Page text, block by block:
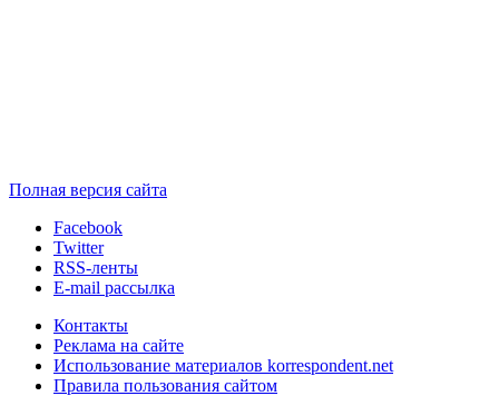
Полная версия сайта
Facebook
Twitter
RSS-ленты
E-mail рассылка
Контакты
Реклама на сайте
Использование материалов korrespondent.net
Правила пользования сайтом